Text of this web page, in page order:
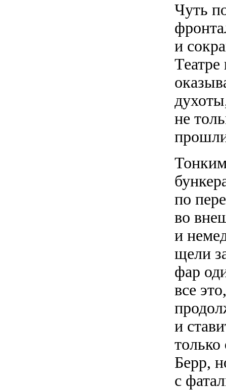
Чуть
и
не
по
во
и
щели
фар
все
и
Берр,
с